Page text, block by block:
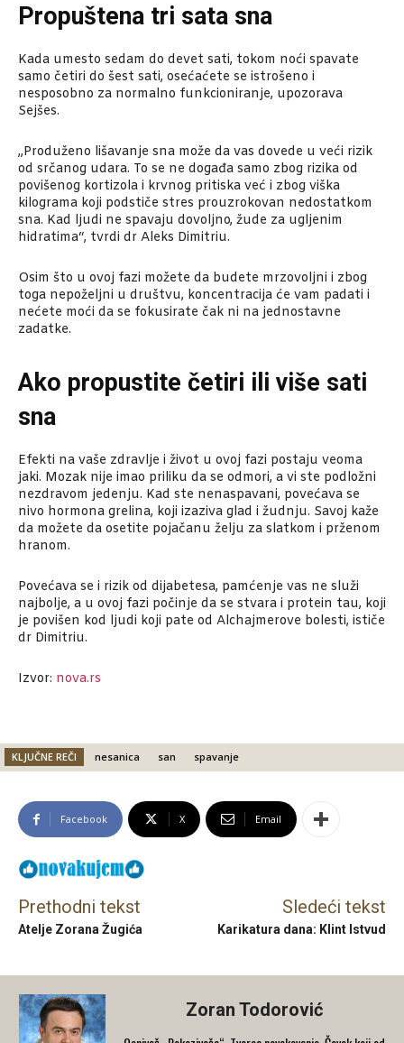
Propuštena tri sata sna
Kada umesto sedam do devet sati, tokom noći spavate
samo četiri do šest sati, osećaćete se istrošeno i
nesposobno za normalno funkcioniranje, upozorava
Sejšes.
„Produženo lišavanje sna može da vas dovede u veći rizik
od srčanog udara. To se ne događa samo zbog rizika od
povišenog kortizola i krvnog pritiska već i zbog viška
kilograma koji podstiče stres prouzrokovan nedostatkom
sna. Kad ljudi ne spavaju dovoljno, žude za ugljenim
hidratima“, tvrdi dr Aleks Dimitriu.
Osim što u ovoj fazi možete da budete mrzovoljni i zbog
toga nepoželjni u društvu, koncentracija će vam padati i
nećete moći da se fokusirate čak ni na jednostavne
zadatke.
Ako propustite četiri ili više sati
sna
Efekti na vaše zdravlje i život u ovoj fazi postaju veoma
jaki. Mozak nije imao priliku da se odmori, a vi ste podložni
nezdravom jedenju. Kad ste nenaspavani, povećava se
nivo hormona grelina, koji izaziva glad i žudnju. Savoj kaže
da možete da osetite pojačanu želju za slatkom i prženom
hranom.
Povećava se i rizik od dijabetesa, pamćenje vas ne služi
najbolje, a u ovoj fazi počinje da se stvara i protein tau, koji
je povišen kod ljudi koji pate od Alchajmerove bolesti, ističe
dr Dimitriu.
Izvor: nova.rs
KLJUČNE REČI nesanica san spavanje
Facebook X Email
Prethodni tekst
Atelje Zorana Žugića
Sledeći tekst
Karikatura dana: Klint Istvud
Zoran Todorović